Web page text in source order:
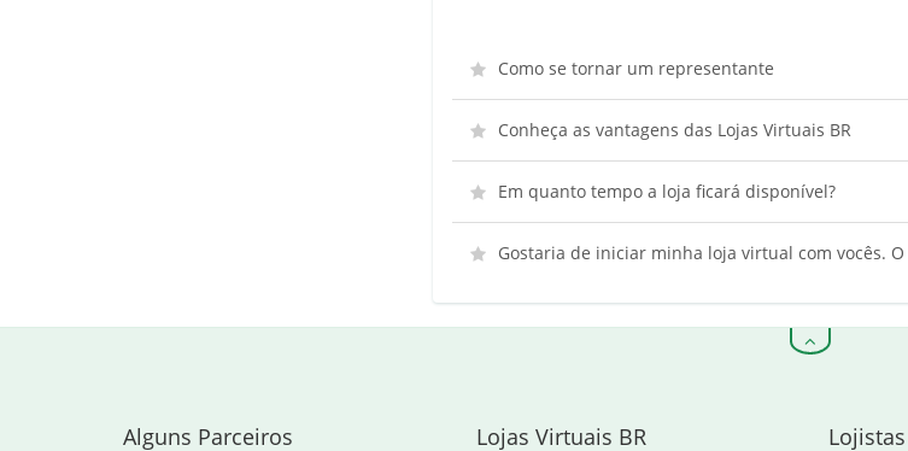
Como se tornar um representante
Conheça as vantagens das Lojas Virtuais BR
Em quanto tempo a loja ficará disponível?
Gostaria de iniciar minha loja virtual com vocês.
Alguns Parceiros Lojas Virtuais BR Lojistas